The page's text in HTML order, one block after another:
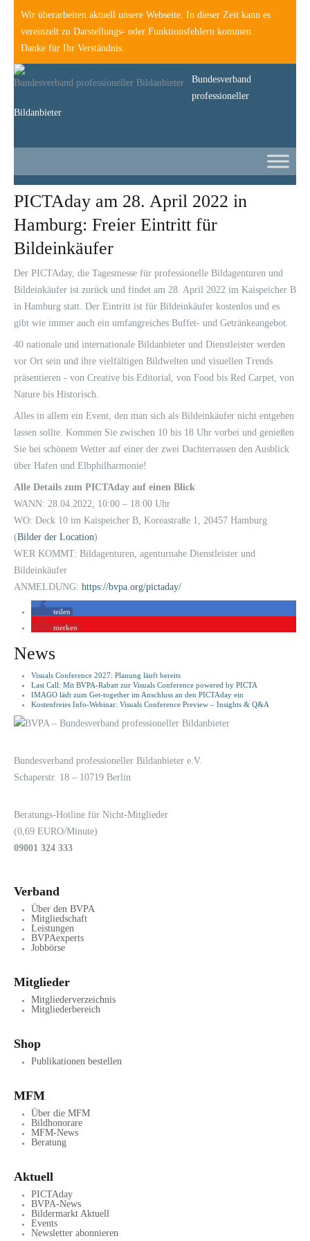
Wir überarbeiten aktuell unsere Webseite. In dieser Zeit kann es
vereinzelt zu Darstellungs- oder Funktionsfehlern kommen.
Danke für Ihr Verständnis.
Bundesverband professioneller Bildanbieter
Bundesverband
professioneller
Bildanbieter
PICTAday am 28. April 2022 in
Hamburg: Freier Eintritt für
Bildeinkäufer
Der PICTAday, die Tagesmesse für professionelle Bildagenturen und
Bildeinkäufer ist zurück und findet am 28. April 2022 im Kaispeicher B
in Hamburg statt. Der Eintritt ist für Bildeinkäufer kostenlos und es
gibt wie immer auch ein umfangreiches Buffet- und Getränkeangebot.
40 nationale und internationale Bildanbieter und Dienstleister werden
vor Ort sein und ihre vielfältigen Bildwelten und visuellen Trends
präsentieren - von Creative bis Editorial, von Food bis Red Carpet, von
Nature bis Historisch.
Alles in allem ein Event, den man sich als Bildeinkäufer nicht entgehen
lassen sollte. Kommen Sie zwischen 10 bis 18 Uhr vorbei und genießen
Sie bei schönem Wetter auf einer der zwei Dachterrassen den Ausblick
über Hafen und Elbphilharmonie!
Alle Details zum PICTAday auf einen Blick
WANN: 28.04.2022, 10:00 – 18:00 Uhr
WO: Deck 10 im Kaispeicher B, Koreastraße 1, 20457 Hamburg
(Bilder der Location)
WER KOMMT: Bildagenturen, agenturnahe Dienstleister und
Bildeinkäufer
ANMELDUNG: https://bvpa.org/pictaday/
teilen
merken
News
Visuals Conference 2027: Planung läuft bereits
Last Call: Mit BVPA-Rabatt zur Visuals Conference powered by PICTA
IMAGO lädt zum Get-together im Anschluss an den PICTAday ein
Kostenfreies Info-Webinar: Visuals Conference Preview – Insights & Q&A
Bundesverband professioneller Bildanbieter e.V.
Schaperstr. 18 – 10719 Berlin
Beratungs-Hotline für Nicht-Mitglieder
(0,69 EURO/Minute)
09001 324 333
Verband
Über den BVPA
Mitgliedschaft
Leistungen
BVPAexperts
Jobbörse
Mitglieder
Mitgliederverzeichnis
Mitgliederbereich
Shop
Publikationen bestellen
MFM
Über die MFM
Bildhonorare
MFM-News
Beratung
Aktuell
PICTAday
BVPA-News
Bildermarkt Aktuell
Events
Newsletter abonnieren